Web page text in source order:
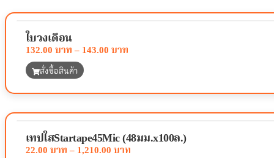
ใบวงเดือน
132.00 – 143.00
สั่งซื้อสินค้า
เทปใสStartape45Mic (48มม.x100ล.)
22.00 – 1,210.00